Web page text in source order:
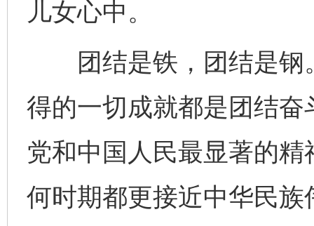
儿女心中。
团结是铁，团结是钢
得的一切成就都是团结
党和中国人民最显著的
何时期都更接近中华民